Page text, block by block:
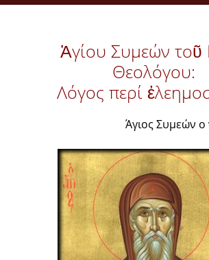
Ἁγίου Συμεών τοῦ
Θεολόγου:
Λόγος περί
Άγιος Συμεών